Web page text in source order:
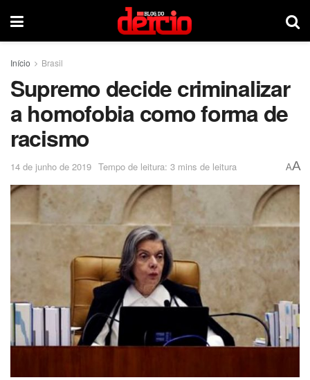
Início Brasil
Supremo decide criminalizar
a homofobia como forma de
racismo
14 de junho de 2019 Tempo de leitura: 3 mins de leitura AA